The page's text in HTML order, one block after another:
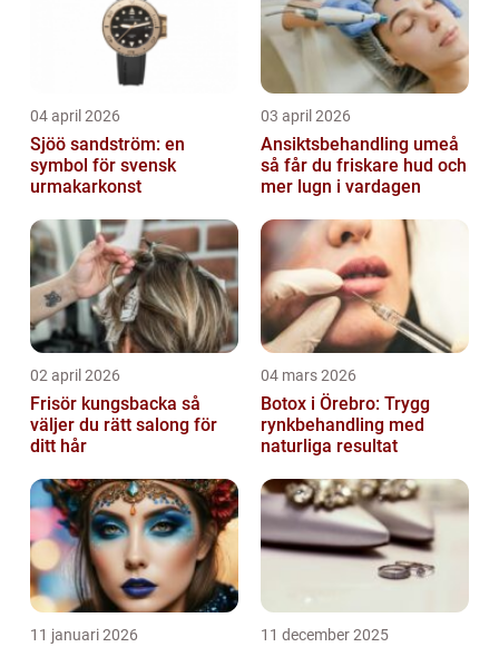
04 april 2026
Sjöö sandström: en
symbol för svensk
urmakarkonst
03 april 2026
Ansiktsbehandling umeå
så får du friskare hud och
mer lugn i vardagen
02 april 2026
Frisör kungsbacka så
väljer du rätt salong för
ditt hår
04 mars 2026
Botox i Örebro: Trygg
rynkbehandling med
naturliga resultat
11 januari 2026 11 december 2025